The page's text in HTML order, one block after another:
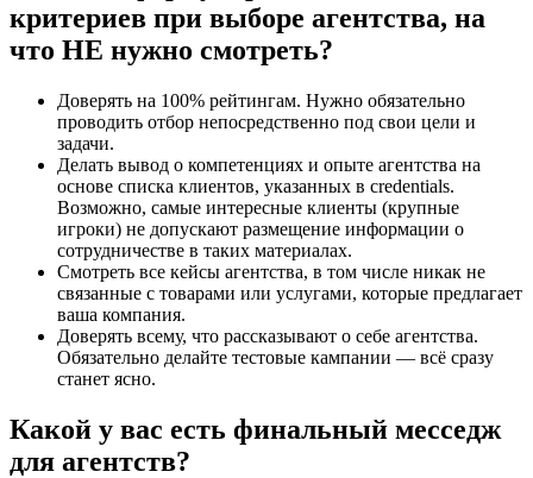
критериев при выборе агентства, на
что НЕ нужно смотреть?
Доверять на 100% рейтингам. Нужно обязательно
проводить отбор непосредственно под свои цели и
задачи.
Делать вывод о компетенциях и опыте агентства на
основе списка клиентов, указанных в credentials.
Возможно, самые интересные клиенты (крупные
игроки) не допускают размещение информации о
сотрудничестве в таких материалах.
Смотреть все кейсы агентства, в том числе никак не
связанные с товарами или услугами, которые предлагает
ваша компания.
Доверять всему, что рассказывают о себе агентства.
Обязательно делайте тестовые кампании — всё сразу
станет ясно.
Какой у вас есть финальный месседж
для агентств?